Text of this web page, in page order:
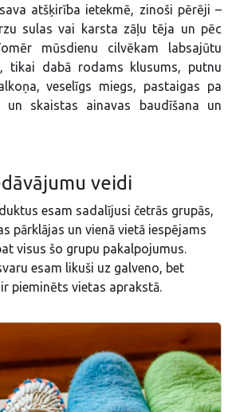
atšķirība ietekmē, zinoši pērēji –
sulas vai karsta zāļu tēja un pēc
mūsdienu cilvēkam labsajūtu
tikai dabā rodams klusums, putnu
veselīgs miegs, pastaigas pa
un skaistas ainavas baudīšana un
veidi
esam sadalījusi četrās grupās,
pārklājas un vienā vietā iespējams
visus šo grupu pakalpojumus.
esam likuši uz galveno, bet
pieminēts vietas aprakstā.